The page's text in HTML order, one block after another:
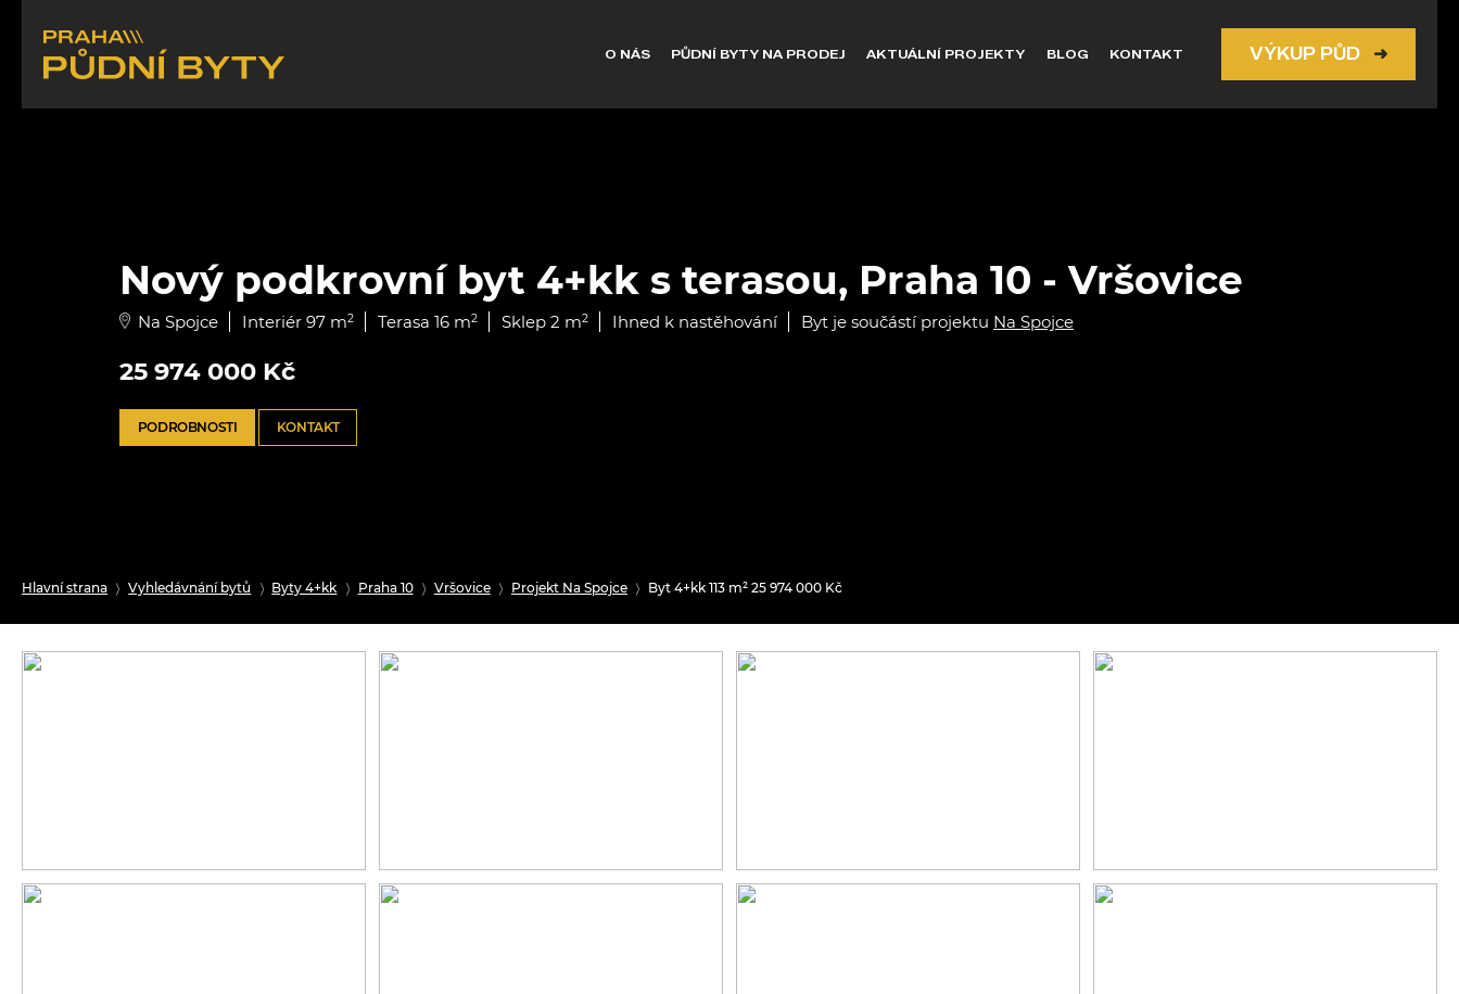
O NÁS PŮDNÍ BYTY NA PRODEJ AKTUÁLNÍ PROJEKTY BLOG KONTAKT VÝKUP PŮD ➜
Hlavní strana Vyhledávnání bytů Byty 4+kk Praha 10 Vršovice Projekt Na Spojce Byt 4+kk 113 m² 25 974 000 Kč
Nový podkrovní byt 4+kk s terasou, Praha 10 - Vršovice
Na Spojce Interiér 97 m2 Terasa 16 m2 Sklep 2 m2 Ihned k nastěhování Byt je součástí projektu Na Spojce
25 974 000 Kč
PODROBNOSTI KONTAKT